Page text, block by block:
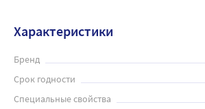
Характеристики
Бренд
Срок годности
Специальные свойства